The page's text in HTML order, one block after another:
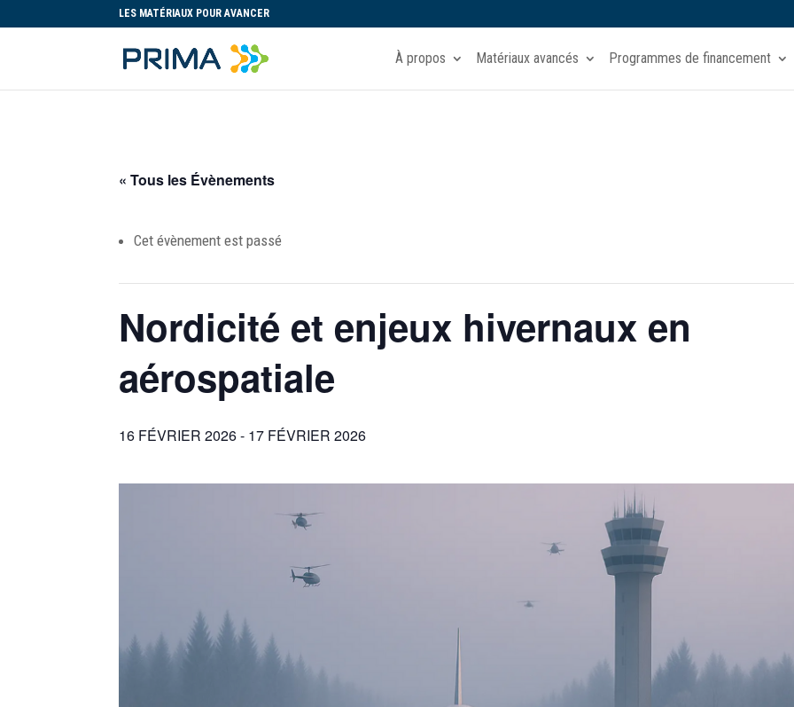
LES MATÉRIAUX POUR AVANCER
À propos Matériaux avancés Programmes de financement
« Tous les Évènements
Cet évènement est passé
Nordicité et enjeux hivernaux en
aérospatiale
16 FÉVRIER 2026- 17 FÉVRIER 2026